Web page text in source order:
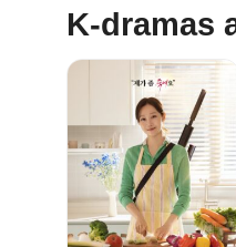
K-dramas